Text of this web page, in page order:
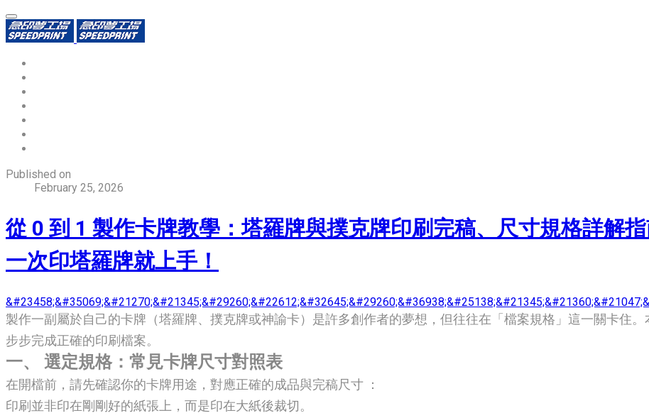
Published on
February 25, 2026
從 0 到 1 製作卡牌教學：塔羅牌與撲克牌印刷完稿、尺寸規格詳解
一次印塔羅牌就上手！
製作一副屬於自己的卡牌（塔羅牌、撲克牌或神諭卡）是許多創作者的夢想，但往往在「檔案規格」這一關卡住
步步完成正確的印刷檔案。
一、 選定規格：常見卡牌尺寸對照表
在開檔前，請先確認你的卡牌用途，對應正確的成品與完稿尺寸 ：
印刷並非印在剛剛好的紙張上，而是印在大紙後裁切。